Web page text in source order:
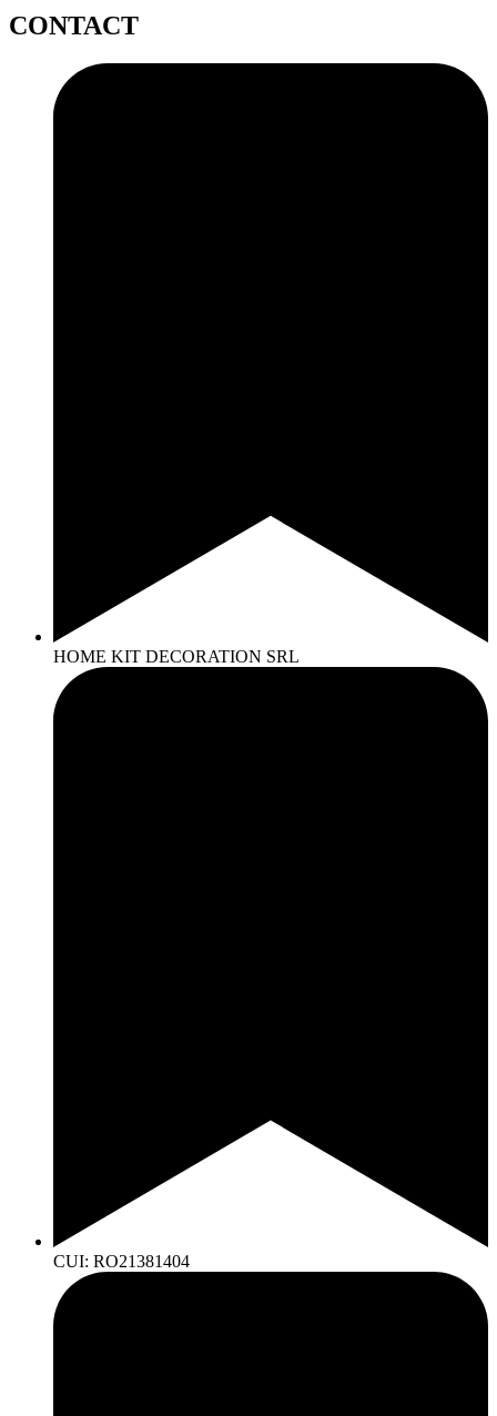
CONTACT
HOME KIT DECORATION SRL
CUI: RO21381404